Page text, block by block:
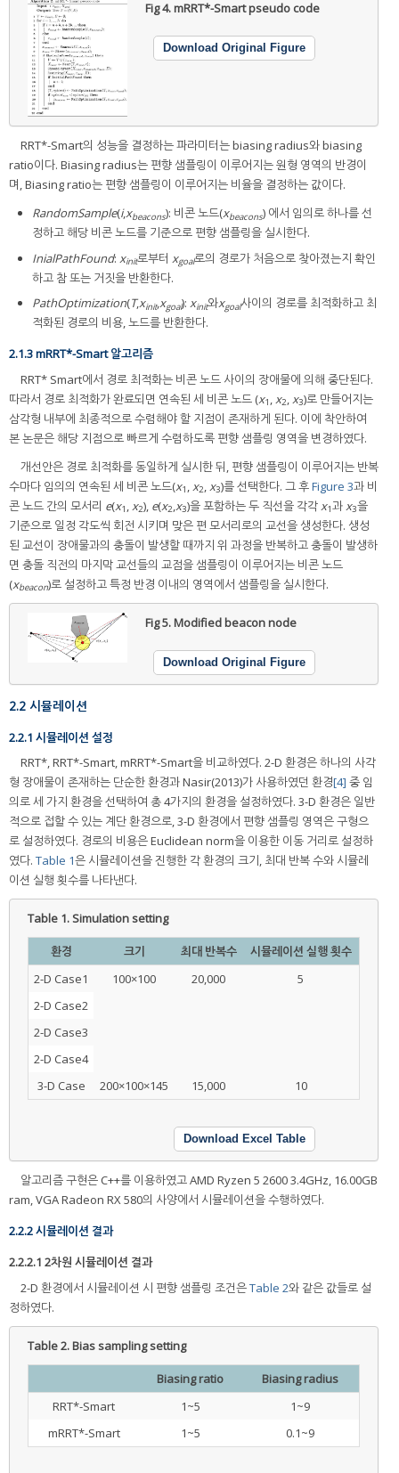
Fig 4.mRRT*-Smart pseudo code
Download Original Figure
RRT*-Smart의 성능을 결정하는 파라미터는 biasing radius와 biasing
ratio이다. Biasing radius는 편향 샘플링이 이루어지는 원형 영역의 반경이
며, Biasing ratio는 편향 샘플링이 이루어지는 비율을 결정하는 값이다.
RandomSample(i,xbeacons): 비콘 노드(xbeacons) 에서 임의로 하나를 선
정하고 해당 비콘 노드를 기준으로 편향 샘플링을 실시한다.
InialPathFound: xinit로부터 xgoal로의 경로가 처음으로 찾아졌는지 확인
하고 참 또는 거짓을 반환한다.
PathOptimization(T,xinit,xgoal): xinit와xgoal사이의 경로를 최적화하고 최
적화된 경로의 비용, 노드를 반환한다.
2.1.3 mRRT*-Smart 알고리즘
RRT* Smart에서 경로 최적화는 비콘 노드 사이의 장애물에 의해 중단된다.
따라서 경로 최적화가 완료되면 연속된 세 비콘 노드 (x1 ,x2,x3)로 만들어지는
삼각형 내부에 최종적으로 수렴해야 할 지점이 존재하게 된다. 이에 착안하여
본 논문은 해당 지점으로 빠르게 수렴하도록 편향 샘플링 영역을 변경하였다.
개선안은 경로 최적화를 동일하게 실시한 뒤, 편향 샘플링이 이루어지는 반복
수마다 임의의 연속된 세 비콘 노드(x1 ,x2,x3)를 선택한다. 그 후Figure 3과 비
콘 노드 간의 모서리 e(x1 ,x2), e(x2,x3)을 포함하는 두 직선을 각각x1과x3을
기준으로 일정 각도씩 회전 시키며 맞은 편 모서리로의 교선을 생성한다. 생성
된 교선이 장애물과의 충돌이 발생할 때까지 위 과정을 반복하고 충돌이 발생하
면 충돌 직전의 마지막 교선들의 교점을 샘플링이 이루어지는 비콘 노드
(xbeacon)로 설정하고 특정 반경 이내의 영역에서 샘플링을 실시한다.
Fig 5.Modified beacon node
Download Original Figure
2.2 시뮬레이션
2.2.1 시뮬레이션 설정
RRT*, RRT*-Smart, mRRT*-Smart을 비교하였다. 2-D 환경은 하나의 사각
형 장애물이 존재하는 단순한 환경과 Nasir(2013)가 사용하였던 환경[4] 중 임
의로 세 가지 환경을 선택하여 총 4가지의 환경을 설정하였다. 3-D 환경은 일반
적으로 접할 수 있는 계단 환경으로, 3-D 환경에서 편향 샘플링 영역은 구형으
로 설정하였다. 경로의 비용은 Euclidean norm을 이용한 이동 거리로 설정하
였다. Table 1은 시뮬레이션을 진행한 각 환경의 크기, 최대 반복 수와 시뮬레
이션 실행 횟수를 나타낸다.
Table 1.Simulation setting
환경 크기 최대 반복수
시뮬레이션 실행 횟수
2-D Case1
100×100 20,000
5
2-D Case2
2-D Case3
2-D Case4
3-D Case
200×100×145 15,000 10
Download Excel Table
알고리즘 구현은 C++를 이용하였고 AMD Ryzen 5 2600 3.4GHz, 16.00GB
ram, VGA Radeon RX 580의 사양에서 시뮬레이션을 수행하였다.
2.2.2 시뮬레이션 결과
2.2.2.1 2차원 시뮬레이션 결과
2-D 환경에서 시뮬레이션 시 편향 샘플링 조건은Table 2와 같은 값들로 설
정하였다.
Table 2.Bias sampling setting
Biasing ratio
Biasing radius
RRT*-Smart
1~5
1~9
mRRT*-Smart
1~5 0.1~9